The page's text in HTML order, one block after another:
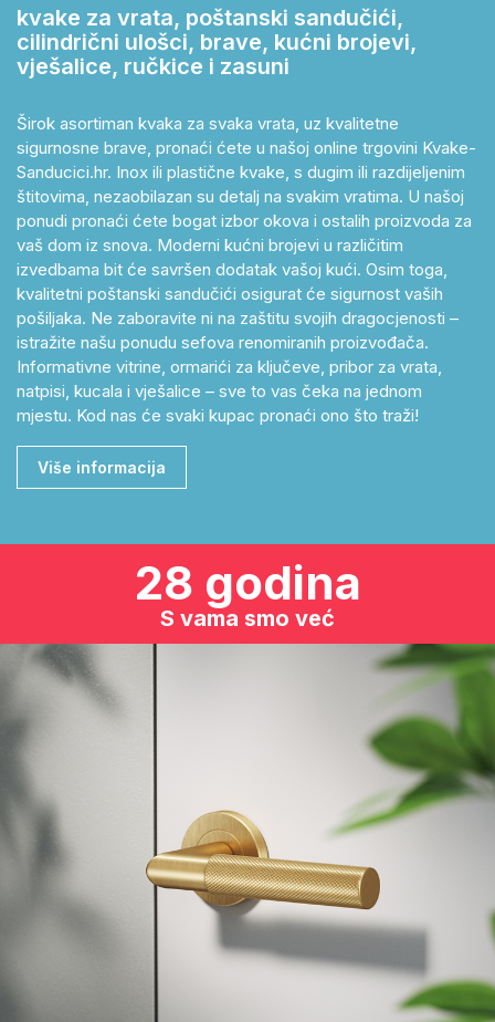
kvake za vrata, poštanski sandučići,
cilindrični ulošci, brave, kućni brojevi,
vješalice, ručkice i zasuni
Širok asortiman kvaka za svaka vrata, uz kvalitetne
sigurnosne brave, pronaći ćete u našoj online trgovini Kvake-
Sanducici.hr. Inox ili plastične kvake, s dugim ili razdijeljenim
štitovima, nezaobilazan su detalj na svakim vratima. U našoj
ponudi pronaći ćete bogat izbor okova i ostalih proizvoda za
vaš dom iz snova. Moderni kućni brojevi u različitim
izvedbama bit će savršen dodatak vašoj kući. Osim toga,
kvalitetni poštanski sandučići osigurat će sigurnost vaših
pošiljaka. Ne zaboravite ni na zaštitu svojih dragocjenosti –
istražite našu ponudu sefova renomiranih proizvođača.
Informativne vitrine, ormarići za ključeve, pribor za vrata,
natpisi, kucala i vješalice – sve to vas čeka na jednom
mjestu. Kod nas će svaki kupac pronaći ono što traži!
Više informacija
28 godina
S vama smo već